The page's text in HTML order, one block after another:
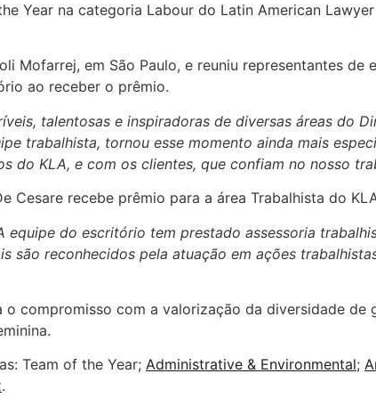
Year na categoria Labour do Latin American
Mofarrej, em São Paulo, e reuniu representantes
ao receber o prêmio.
talentosas e inspiradoras de diversas áreas do
trabalhista, tornou esse momento ainda mais
do KLA, e com os clientes, que confiam no nosso
equipe do escritório tem prestado assessoria
são reconhecidos pela atuação em ações
compromisso com a valorização da diversidade
Team of the Year; Administrative & Environmental;
.